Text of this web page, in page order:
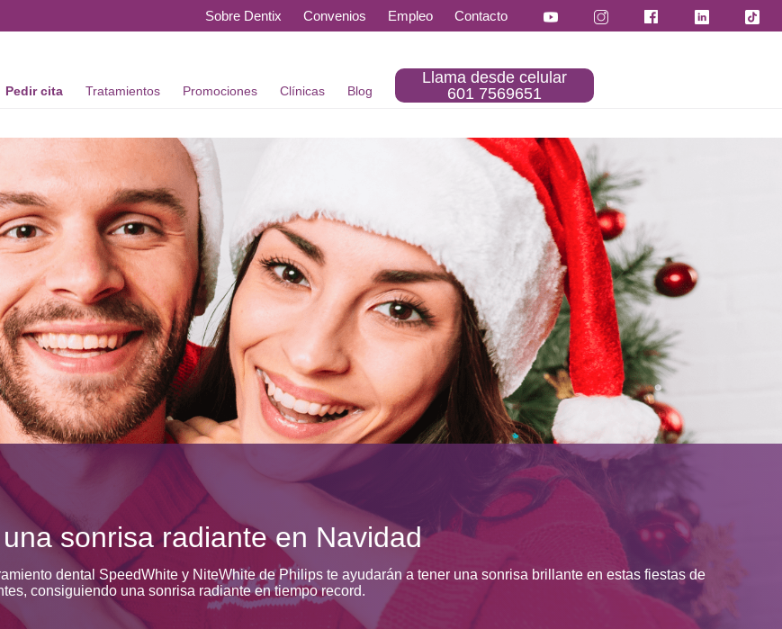
Sobre Dentix Convenios Empleo Contacto
Llama desde celular
601 7569651
Pedir cita Tratamientos Promociones Clínicas Blog
sonrisa radiante en Navidad
dental SpeedWhite y NiteWhite de Philips te ayudarán a tener una sonrisa brillante en estas fiestas de
consiguiendo una sonrisa radiante en tiempo record.